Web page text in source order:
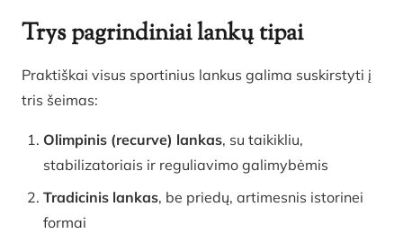
Trys pagrindiniai lankų tipai
Praktiškai visus sportinius lankus galima suskirstyti į
tris šeimas:
Olimpinis (recurve) lankas, su taikikliu,
stabilizatoriais ir reguliavimo galimybėmis
Tradicinis lankas, be priedų, artimesnis istorinei
formai